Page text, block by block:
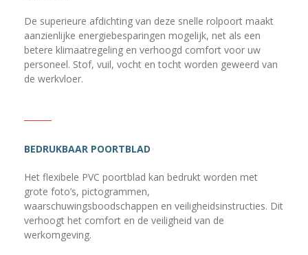
De superieure afdichting van deze snelle rolpoort maakt
aanzienlijke energiebesparingen mogelijk, net als een
betere klimaatregeling en verhoogd comfort voor uw
personeel. Stof, vuil, vocht en tocht worden geweerd van
de werkvloer.
BEDRUKBAAR POORTBLAD
Het flexibele PVC poortblad kan bedrukt worden met
grote foto’s, pictogrammen,
waarschuwingsboodschappen en veiligheidsinstructies. Dit
verhoogt het comfort en de veiligheid van de
werkomgeving.